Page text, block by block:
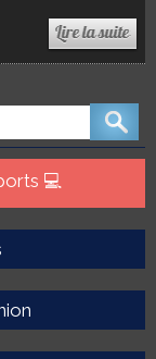
💻